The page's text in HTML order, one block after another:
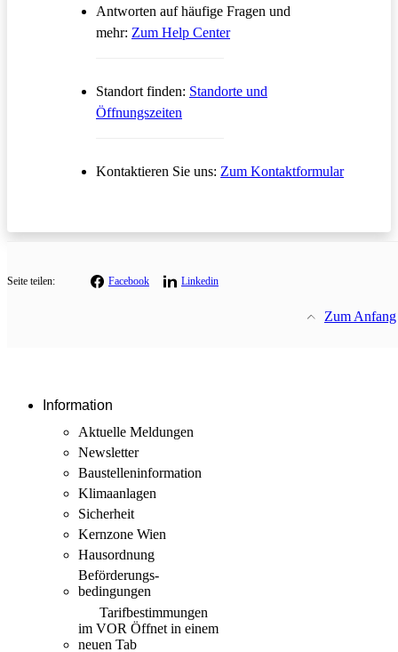
Antworten auf häufige Fragen und
mehr: Zum Help CenterÖffnet in einem neuen Tab
Standort finden: Standorte und
Öffnungszeiten
Kontaktieren Sie uns: Zum KontaktformularÖffnet in
Seite teilen: Facebook Linkedin
Zum Anfang
Information
Aktuelle Meldungen
Newsletter
Baustellen­information
Klimaanlagen
Sicherheit
Kernzone Wien
Hausordnung
Beförderungs­
bedingungen
Tarif­bestimmungen
im VOR Öffnet in einem
neuen Tab